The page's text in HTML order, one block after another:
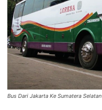
Bus Dari Jakarta Ke Sumatera Selatan